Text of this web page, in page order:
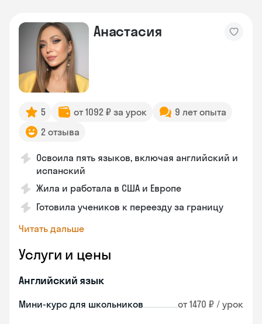
Анастасия
5 от 1092 ₽ за урок
9 лет опыта
2 отзыва
Освоила пять языков, включая английский и
испанский
Жила и работала в США и Европе
Готовила учеников к переезду за границу
Читать дальше
Услуги и цены
Английский язык
Мини-курс для школьников от 1470 ₽ / урок